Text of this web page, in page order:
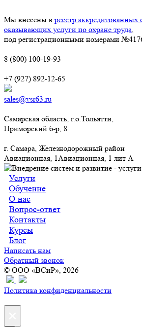
Мы внесены в реестр аккредитованных
оказывающих услуги по охране труда
под регистрационными номерами
8 (800) 100-19-93
+7 (927) 892-12-65
sales@vsr63.ru
Самарская область, г.о.Тольятти,
Приморский б-р, 8
г. Самара, Железнодорожный район
Авиационная, 1Авиационная, 1 лит А
Услуги
Обучение
О нас
Вопрос-ответ
Контакты
Курсы
Блог
Написать нам
Обратный звонок
© ООО «ВСиР», 2026
Политика конфиденциальности